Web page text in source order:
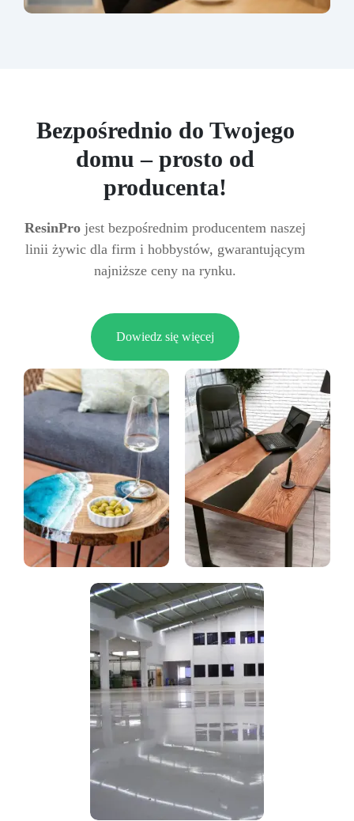
Bezpośrednio do Twojego
domu – prosto od
producenta!
ResinPro jest bezpośrednim producentem naszej
linii żywic dla firm i hobbystów, gwarantującym
najniższe ceny na rynku.
Dowiedz się więcej